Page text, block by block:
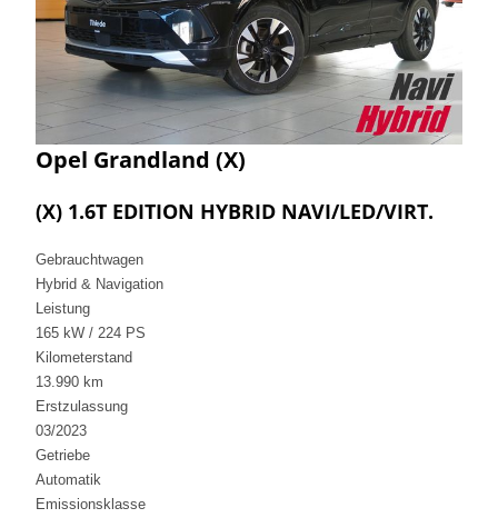
Opel Grandland (X)
(X) 1.6T EDITION HYBRID NAVI/LED/VIRT.
Gebrauchtwagen
Hybrid & Navigation
Leistung
165 kW / 224 PS
Kilometerstand
13.990 km
Erstzulassung
03/2023
Getriebe
Automatik
Emissionsklasse